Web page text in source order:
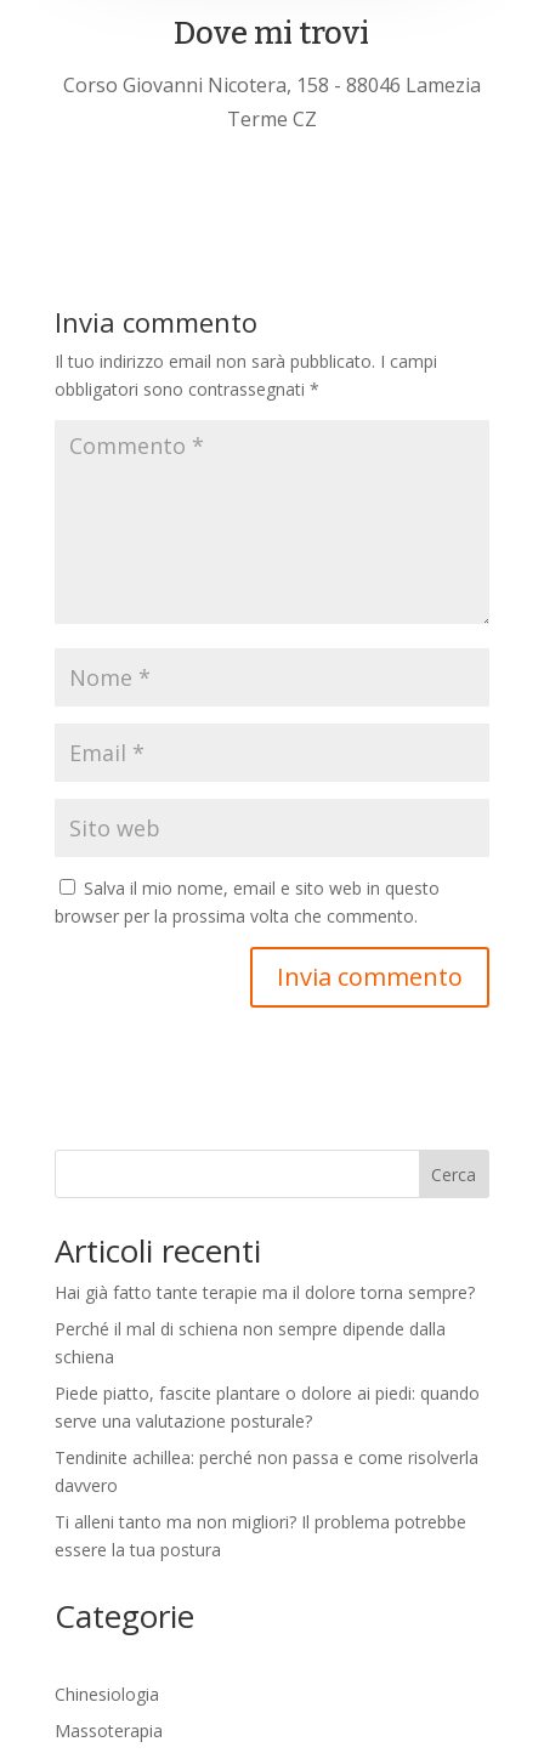
Dove mi trovi
Corso Giovanni Nicotera, 158 - 88046 Lamezia
Terme CZ
Invia commento
Il tuo indirizzo email non sarà pubblicato. I campi
obbligatori sono contrassegnati *
Salva il mio nome, email e sito web in questo
browser per la prossima volta che commento.
Cerca
Articoli recenti
Hai già fatto tante terapie ma il dolore torna sempre?
Perché il mal di schiena non sempre dipende dalla
schiena
Piede piatto, fascite plantare o dolore ai piedi: quando
serve una valutazione posturale?
Tendinite achillea: perché non passa e come risolverla
davvero
Ti alleni tanto ma non migliori? Il problema potrebbe
essere la tua postura
Categorie
Chinesiologia
Massoterapia